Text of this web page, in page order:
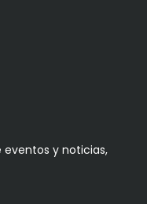
eventos y noticias,